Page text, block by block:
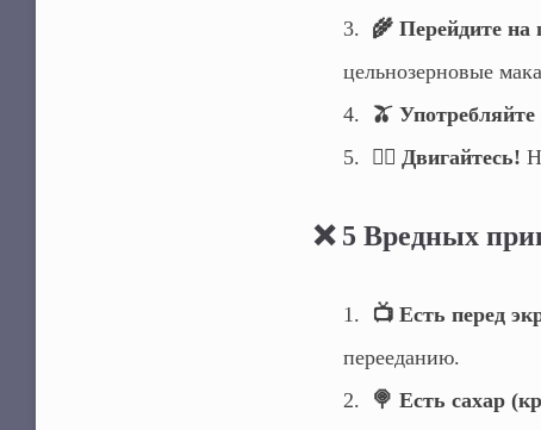
🌾 Перейдите на
цельнозерновые
🫒
🚶‍♀️ Двигайтесь!
❌ 5 Вредных
📺 Есть перед
перееданию.
🍭 Есть сахар